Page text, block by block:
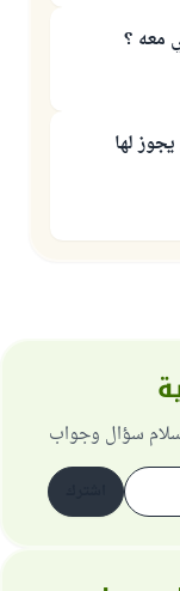
معه ؟
لها
سؤال وجواب